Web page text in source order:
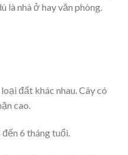
nhà ở hay văn phòng.
đất khác nhau. Cây có
cao.
6 tháng tuổi.